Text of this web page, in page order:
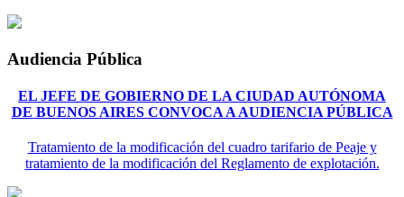
Audiencia Pública
EL JEFE DE GOBIERNO DE LA CIUDAD AUTÓNOMA
DE BUENOS AIRES CONVOCA A AUDIENCIA PÚBLICA
Tratamiento de la modificación del cuadro tarifario de Peaje y
tratamiento de la modificación del Reglamento de explotación.